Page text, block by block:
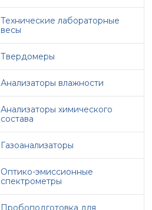
Технические лабораторные
весы
Твердомеры
Анализаторы влажности
Анализаторы химического
состава
Газоанализаторы
Оптико-эмиссионные
спектрометры
Пробоподготовка для